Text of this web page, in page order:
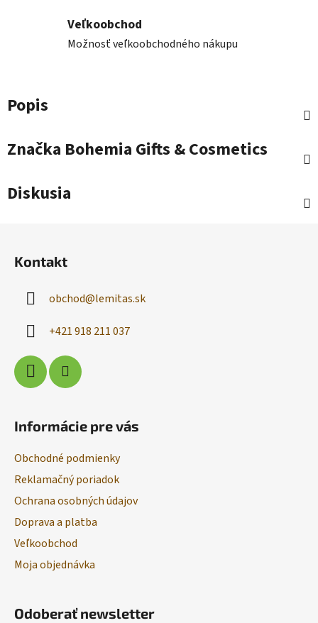
Veľkoobchod
Možnosť veľkoobchodného nákupu
Popis
Značka Bohemia Gifts & Cosmetics
Diskusia
Kontakt
obchod@lemitas.sk
+421 918 211 037
Informácie pre vás
Obchodné podmienky
Reklamačný poriadok
Ochrana osobných údajov
Doprava a platba
Veľkoobchod
Moja objednávka
Odoberať newsletter